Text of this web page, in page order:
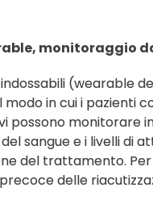
monitoraggio
(wearable
in cui i pazienti
possono monitorare
del sangue e i livelli
del trattamento.
delle